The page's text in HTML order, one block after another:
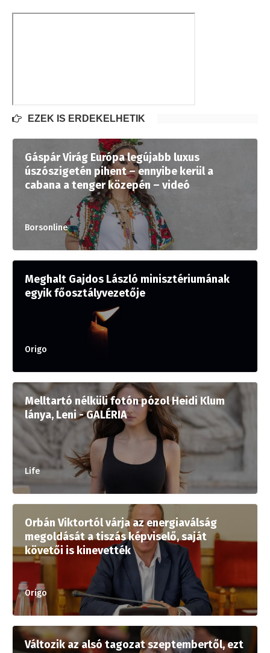
EZEK IS ÉRDEKELHETIK
Gáspár Virág Európa legújabb luxus
úszószigetén pihent – ennyibe kerül a
cabana a tenger közepén – videó
Borsonline
Meghalt Gajdos László minisztériumának
egyik főosztályvezetője
Origo
Melltartó nélküli fotón pózol Heidi Klum
lánya, Leni - GALÉRIA
Life
Orbán Viktortól várja az energiaválság
megoldását a tiszás képviselő, saját
követői is kinevették
Origo
Változik az alsó tagozat szeptembertől, ezt